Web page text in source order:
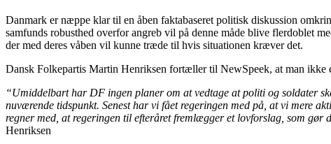
Danmark er næppe klar til en åben faktabaseret politisk diskussion
samfunds robusthed overfor angreb vil på denne måde blive flerdoblet
der med deres våben vil kunne træde til hvis situationen kræver det.
Dansk Folkepartis Martin Henriksen fortæller til NewSpeek, at man ikke
“Umiddelbart har DF ingen planer om at vedtage at politi og soldater
nuværende tidspunkt. Senest har vi fået regeringen med på, at vi mere
regner med, at regeringen til efteråret fremlægger et lovforslag, som
Henriksen